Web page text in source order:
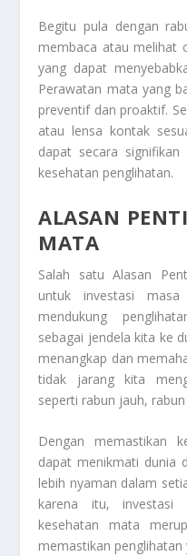
Begitu pula dengan
membaca atau melihat
yang dapat
Perawatan mata yang
preventif dan proaktif.
atau lensa kontak
dapat secara
kesehatan penglihatan.
ALASAN
MATA
Salah satu Alasan
untuk investasi
mendukung
sebagai jendela kita ke
menangkap dan
tidak jarang kita
seperti rabun jauh,
Dengan memastikan
dapat menikmati dunia
lebih nyaman dalam
karena itu, investasi
kesehatan mata
memastikan